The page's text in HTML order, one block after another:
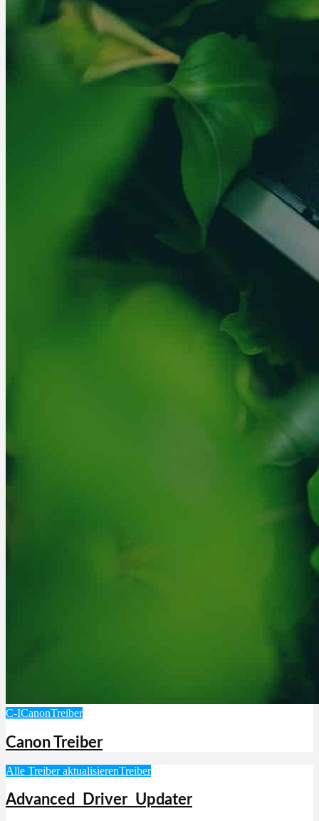
C-ICanonTreiber
Canon Treiber
Alle Treiber aktualisierenTreiber
Advanced Driver Updater